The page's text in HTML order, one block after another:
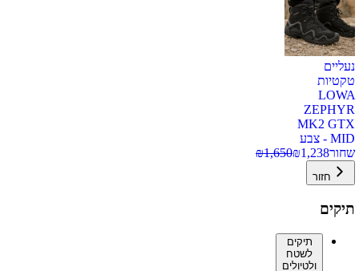
נעליים
טקטיות
LOWA
ZEPHYR
MK2 GTX
MID - צבע
שחור
₪1,238
₪1,650
חזור
תיקים
תיקים
לשטח
ולטיולים